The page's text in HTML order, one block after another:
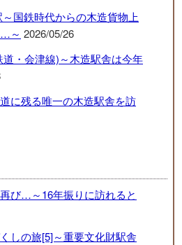
国鉄時代からの木造貨物上
～ 2026/05/26
・会津線)～木造駅舎は今年
に残る唯一の木造駅舎を訪
び…～16年振りに訪れると
しの旅[5]～重要文化財駅舎